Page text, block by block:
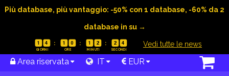
Più database, più vantaggio: -50% con 1 database, -60% da 2
database in su →
1 4 1 0 1 2 2 4 Vedi tutte le news
Area riservata IT EUR